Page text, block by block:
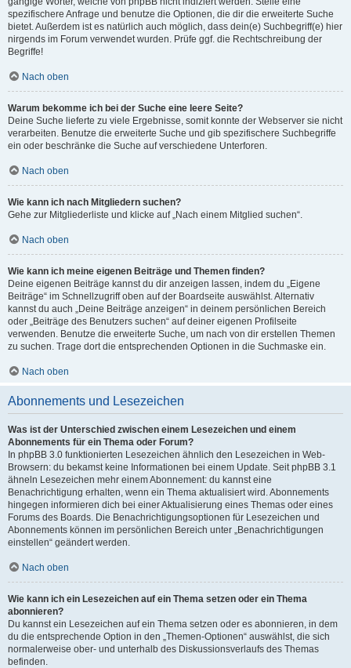
spezifischere Anfrage und benutze die Optionen, die dir die erweiterte Suche
bietet. Außerdem ist es natürlich auch möglich, dass dein(e) Suchbegriff(e) hier
nirgends im Forum verwendet wurden. Prüfe ggf. die Rechtschreibung der
Begriffe!
Nach oben
Warum bekomme ich bei der Suche eine leere Seite?
Deine Suche lieferte zu viele Ergebnisse, somit konnte der Webserver sie nicht
verarbeiten. Benutze die erweiterte Suche und gib spezifischere Suchbegriffe
ein oder beschränke die Suche auf verschiedene Unterforen.
Nach oben
Wie kann ich nach Mitgliedern suchen?
Gehe zur Mitgliederliste und klicke auf „Nach einem Mitglied suchen“.
Nach oben
Wie kann ich meine eigenen Beiträge und Themen finden?
Deine eigenen Beiträge kannst du dir anzeigen lassen, indem du „Eigene
Beiträge“ im Schnellzugriff oben auf der Boardseite auswählst. Alternativ
kannst du auch „Deine Beiträge anzeigen“ in deinem persönlichen Bereich
oder „Beiträge des Benutzers suchen“ auf deiner eigenen Profilseite
verwenden. Benutze die erweiterte Suche, um nach von dir erstellen Themen
zu suchen. Trage dort die entsprechenden Optionen in die Suchmaske ein.
Nach oben
Abonnements und Lesezeichen
Was ist der Unterschied zwischen einem Lesezeichen und einem
Abonnements für ein Thema oder Forum?
In phpBB 3.0 funktionierten Lesezeichen ähnlich den Lesezeichen in Web-
Browsern: du bekamst keine Informationen bei einem Update. Seit phpBB 3.1
ähneln Lesezeichen mehr einem Abonnement: du kannst eine
Benachrichtigung erhalten, wenn ein Thema aktualisiert wird. Abonnements
hingegen informieren dich bei einer Aktualisierung eines Themas oder eines
Forums des Boards. Die Benachrichtigungsoptionen für Lesezeichen und
Abonnements können im persönlichen Bereich unter „Benachrichtigungen
einstellen“ geändert werden.
Nach oben
Wie kann ich ein Lesezeichen auf ein Thema setzen oder ein Thema
abonnieren?
Du kannst ein Lesezeichen auf ein Thema setzen oder es abonnieren, in dem
du die entsprechende Option in den „Themen-Optionen“ auswählst, die sich
normalerweise ober- und unterhalb des Diskussionsverlaufs des Themas
befinden.